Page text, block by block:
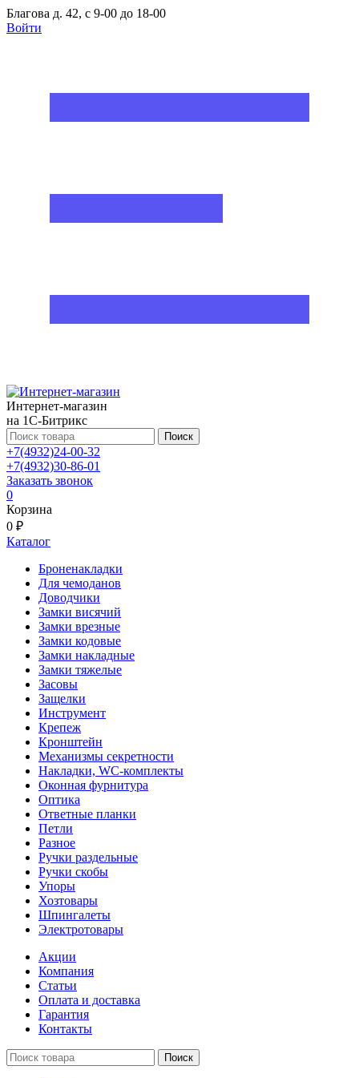
Благова д. 42, с 9-00 до 18-00
Войти
Интернет-магазин
на 1С-Битрикс
Поиск
+7(4932)24-00-32
+7(4932)30-86-01
Заказать звонок
0
Корзина
0 ₽
Каталог
Броненакладки
Для чемоданов
Доводчики
Замки висячий
Замки врезные
Замки кодовые
Замки накладные
Замки тяжелые
Засовы
Защелки
Инструмент
Крепеж
Кронштейн
Механизмы секретности
Накладки, WC-комплекты
Оконная фурнитура
Оптика
Ответные планки
Петли
Разное
Ручки раздельные
Ручки скобы
Упоры
Хозтовары
Шпингалеты
Электротовары
Акции
Компания
Статьи
Оплата и доставка
Гарантия
Контакты
Поиск